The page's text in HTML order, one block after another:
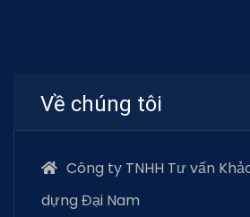
Về chúng tôi
Công ty TNHH Tư vấn
dựng Đại Nam